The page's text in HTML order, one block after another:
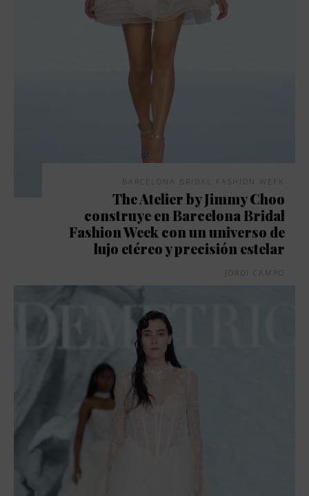
BARCELONA BRIDAL FASHION WEEK
The Atelier by Jimmy Choo
construye en Barcelona Bridal
Fashion Week con un universo de
lujo etéreo y precisión estelar
JORDI CAMPO